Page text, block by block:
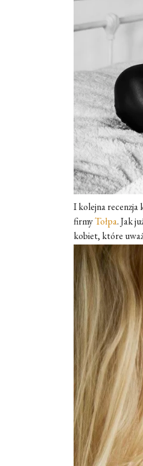
I kolejna recenzja
firmyTołpa. Jak
kobiet, które